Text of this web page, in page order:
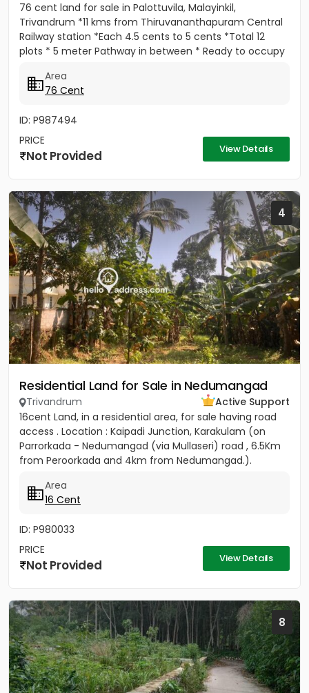
76 cent land for sale in Palottuvila, Malayinkil,
Trivandrum *11 kms from Thiruvananthapuram Central
Railway station *Each 4.5 cents to 5 cents *Total 12
plots * 5 meter Pathway in between * Ready to occupy
Area
76 Cent
ID: P987494
PRICE
Not Provided View Details
4
Residential Land for Sale in Nedumangad
Trivandrum
Active Support
16cent Land, in a residential area, for sale having road
access . Location : Kaipadi Junction, Karakulam (on
Parrorkada - Nedumangad (via Mullaseri) road , 6.5Km
from Peroorkada and 4km from Nedumangad.).
Area
16 Cent
ID: P980033
PRICE
Not Provided View Details
8